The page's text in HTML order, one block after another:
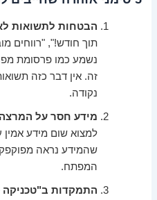
הבטחות לתשואות
תוך חודש!", "רווחים
נשמע כמו פרסומת
זה. אין דבר כזה
נקודה.
מידע חסר על
למצוא שום מידע
שהמידע נראה
המפתח.
התמקדות